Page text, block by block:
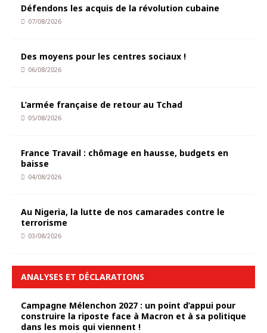
Défendons les acquis de la révolution cubaine
07/08/2026
Des moyens pour les centres sociaux !
06/08/2026
L’armée française de retour au Tchad
05/08/2026
France Travail : chômage en hausse, budgets en
baisse
04/08/2026
Au Nigeria, la lutte de nos camarades contre le
terrorisme
03/08/2026
ANALYSES ET DÉCLARATIONS
Campagne Mélenchon 2027 : un point d’appui pour
construire la riposte face à Macron et à sa politique
dans les mois qui viennent !